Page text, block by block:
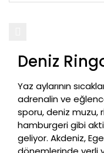
Deniz
Yaz aylarının
adrenalin ve
sporu, deniz muzu,
hamburgeri gibi
geliyor. Akdeniz,